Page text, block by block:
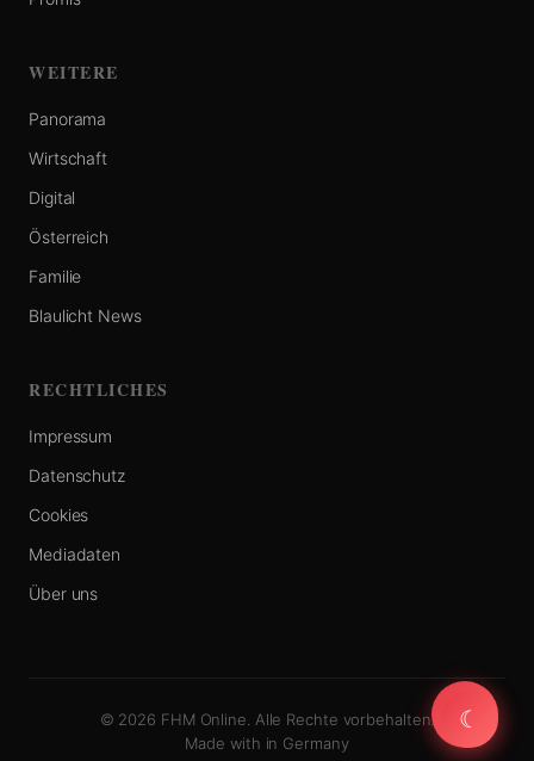
WEITERE
Panorama
Wirtschaft
Digital
Österreich
Familie
Blaulicht News
RECHTLICHES
Impressum
Datenschutz
Cookies
Mediadaten
Über uns
© 2026 FHM Online. Alle Rechte vorbehalten.
Made with in Germany
☾
☾